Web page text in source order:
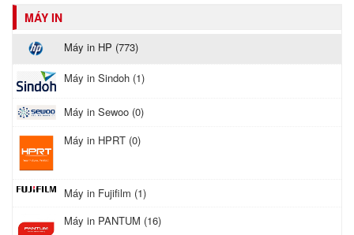
MÁY IN
Máy in HP (773)
Máy in Sindoh (1)
Máy in Sewoo (0)
Máy in HPRT (0)
Máy in Fujifilm (1)
Máy in PANTUM (16)